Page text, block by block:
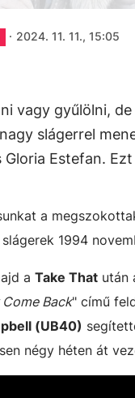
· 2024. 11. 11., 15:05
vagy gyűlölni,
slágerrel
Estefan.
a
1994
a Take That után
Come Back" című
(UB40)
négy héten át